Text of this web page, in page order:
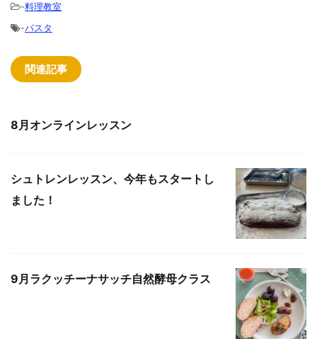
-料理教室
-パスタ
関連記事
8月オンラインレッスン
シュトレンレッスン、今年もスタートし
ました！
9月ラクッチーナサッチ自然酵母クラス